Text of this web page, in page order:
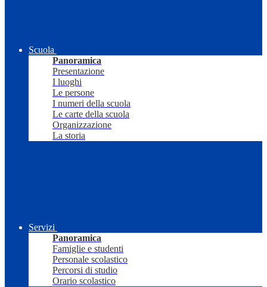
Scuola
Panoramica
Presentazione
I luoghi
Le persone
I numeri della scuola
Le carte della scuola
Organizzazione
La storia
Servizi
Panoramica
Famiglie e studenti
Personale scolastico
Percorsi di studio
Orario scolastico